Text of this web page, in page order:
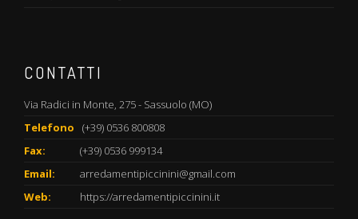
CONTATTI
Via Radici in Monte, 275 - Sassuolo (MO)
Telefono
(+39) 0536 800808
Fax:
(+39) 0536 999134
Email:
arredamentipiccinini@gmail.com
Web:
https://arredamentipiccinini.it